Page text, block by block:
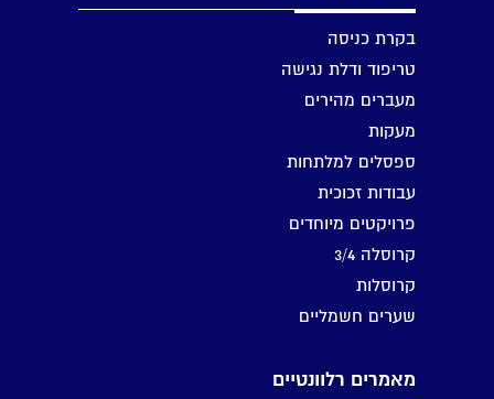
בקרת כניסה
טריפוד ודלת נגישה
מעברים מהירים
מעקות
ספסלים למלתחות
עבודות זכוכית
פרויקטים מיוחדים
קרוסלה 3/4
קרוסלות
שערים חשמליים
מאמרים רלוונטיים